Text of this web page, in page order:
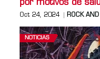
por motivos de
Oct 24, 2024 ROCK
NOTICIAS